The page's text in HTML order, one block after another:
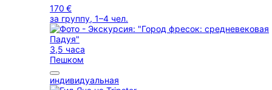
170 €
за группу, 1–4 чел.
3,5 часа
Пешком
индивидуальная